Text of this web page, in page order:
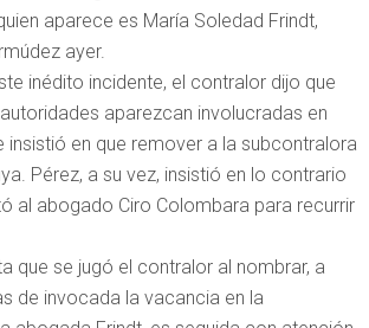
aparece es María Soledad Frindt,
ayer.
inédito incidente, el contralor dijo que
aparezcan involucradas en
insistió en que remover a la subcontralora
Pérez, a su vez, insistió en lo contrario
al abogado Ciro Colombara para recurrir
que se jugó el contralor al nombrar, a
de invocada la vacancia en la